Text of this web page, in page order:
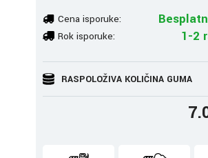
Cena isporuke:
Rok isporuke: 1-2
RASPOLOŽIVA KOLIČINA GUMA